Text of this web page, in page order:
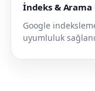
İndeks & Arama
Google
uyumluluk